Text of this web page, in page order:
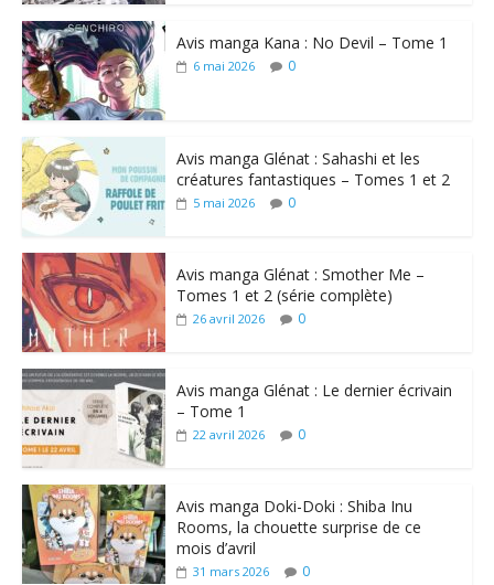
Avis manga Kana : No Devil – Tome 1
6 mai 2026 0
Avis manga Glénat : Sahashi et les
créatures fantastiques – Tomes 1 et 2
5 mai 2026 0
Avis manga Glénat : Smother Me –
Tomes 1 et 2 (série complète)
26 avril 2026 0
Avis manga Glénat : Le dernier écrivain
– Tome 1
22 avril 2026 0
Avis manga Doki-Doki : Shiba Inu
Rooms, la chouette surprise de ce
mois d’avril
31 mars 2026 0